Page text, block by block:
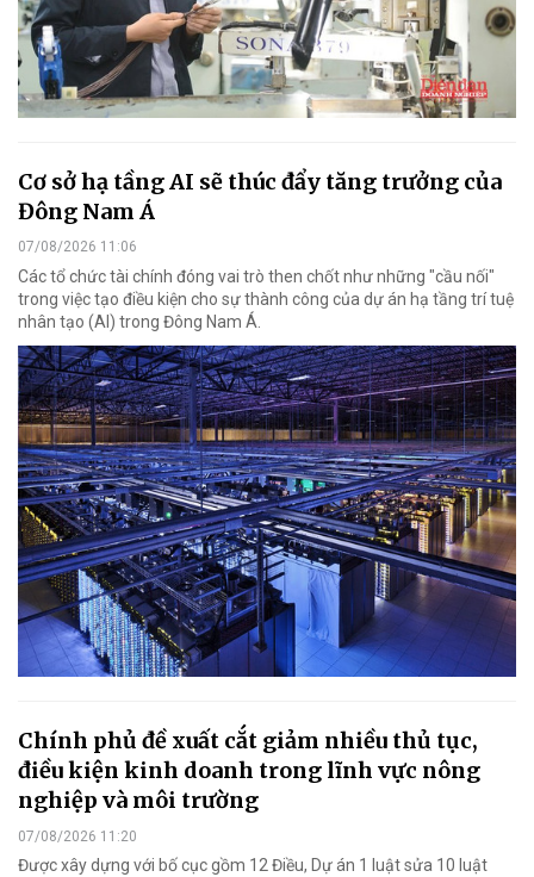
Cơ sở hạ tầng AI sẽ thúc đẩy tăng trưởng của
Đông Nam Á
07/08/2026 11:06
Các tổ chức tài chính đóng vai trò then chốt như những "cầu nối"
trong việc tạo điều kiện cho sự thành công của dự án hạ tầng trí tuệ
nhân tạo (AI) trong Đông Nam Á.
Chính phủ đề xuất cắt giảm nhiều thủ tục,
điều kiện kinh doanh trong lĩnh vực nông
nghiệp và môi trường
07/08/2026 11:20
Được xây dựng với bố cục gồm 12 Điều, Dự án 1 luật sửa 10 luật